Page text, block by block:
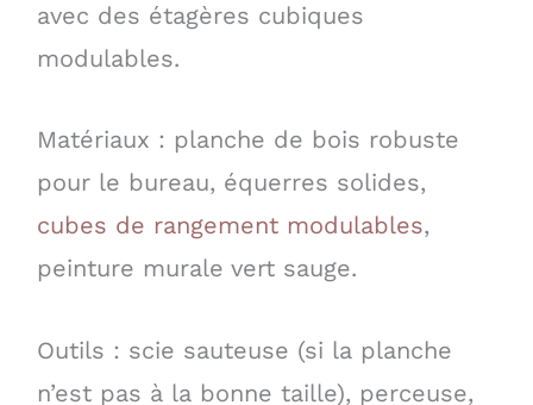
avec des étagères cubiques
modulables.
Matériaux : planche de bois robuste
pour le bureau, équerres solides,
cubes de rangement modulables,
peinture murale vert sauge.
Outils : scie sauteuse (si la planche
n’est pas à la bonne taille), perceuse,